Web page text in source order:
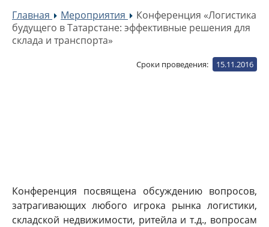
Главная »Мероприятия »Конференция «Логистика
будущего в Татарстане: эффективные решения для
склада и транспорта»
Сроки проведения: 15.11.2016
Конференция посвящена обсуждению вопросов,
затрагивающих любого игрока рынка логистики,
складской недвижимости, ритейла и т.д., вопросам